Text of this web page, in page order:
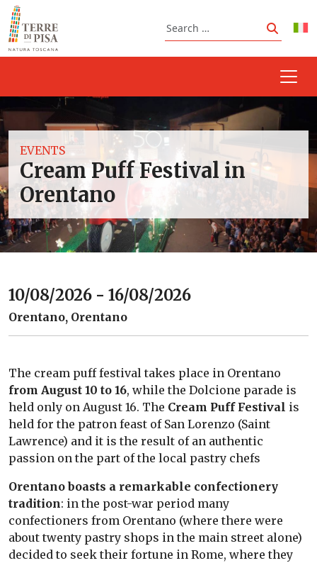
Skip to content
Search
Search
EVENTS
Cream Puff Festival in
Orentano
10/08/2026 - 16/08/2026
Orentano, Orentano
The cream puff festival takes place in Orentano
from August 10 to 16, while the Dolcione parade is
held only on August 16. The Cream Puff Festival is
held for the patron feast of San Lorenzo (Saint
Lawrence) and it is the result of an authentic
passion on the part of the local pastry chefs
Orentano boasts a remarkable confectionery
tradition: in the post-war period many
confectioners from Orentano (where there were
about twenty pastry shops in the main street alone)
decided to seek their fortune in Rome, where they